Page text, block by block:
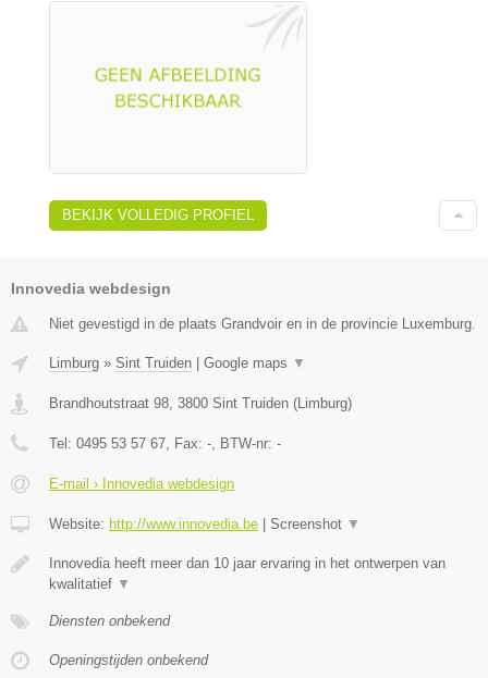
BEKIJK VOLLEDIG PROFIEL
Innovedia webdesign
Niet gevestigd in de plaats Grandvoir en in de provincie Luxemburg.
Limburg » Sint Truiden | Google maps ▼
Brandhoutstraat 98 3800 Sint Truiden (Limburg)
Tel: 0495 53 57 67 , Fax: - , BTW-nr: -
E-mail › Innovedia webdesign
Website: http://www.innovedia.be | Screenshot ▼
Innovedia heeft meer dan 10 jaar ervaring in het ontwerpen van
kwalitatief ▼
Diensten onbekend
Openingstijden onbekend